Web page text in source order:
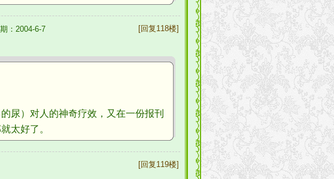
：2004-6-7 [回复118楼]
）对人的神奇疗效，又在一份报刊
太好了。
[回复119楼]